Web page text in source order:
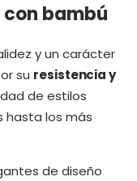
bambú
y un carácter
su resistencia y
de estilos
hasta los más
de diseño